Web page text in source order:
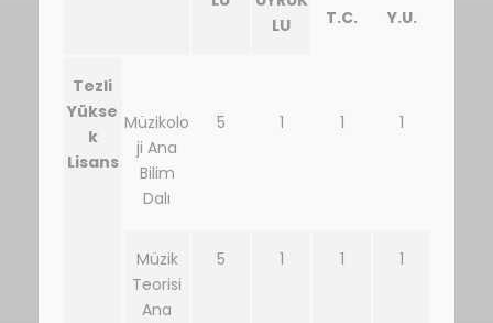
LU
T.C. Y.U.
Tezli
Yükse
k
Lisans
Müzikolo
ji Ana
Bilim
Dalı
5 1 1 1
Müzik
Teorisi
Ana
5 1 1 1